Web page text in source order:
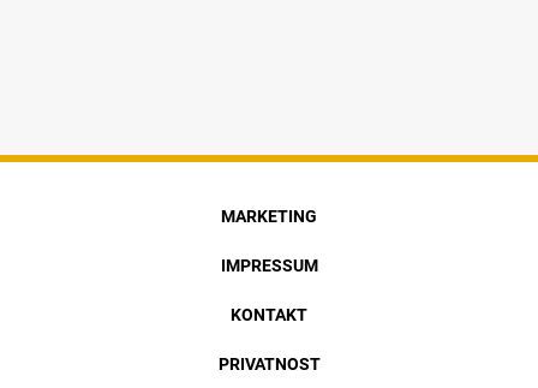
MARKETING
IMPRESSUM
KONTAKT
PRIVATNOST